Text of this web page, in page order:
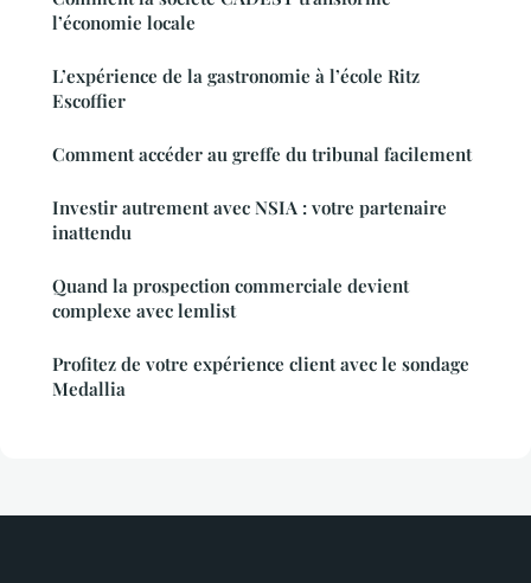
l’économie locale
L’expérience de la gastronomie à l’école Ritz
Escoffier
Comment accéder au greffe du tribunal facilement
Investir autrement avec NSIA : votre partenaire
inattendu
Quand la prospection commerciale devient
complexe avec lemlist
Profitez de votre expérience client avec le sondage
Medallia